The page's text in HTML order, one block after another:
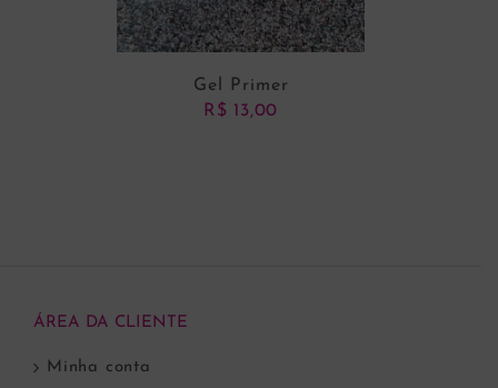
Gel Primer
R$ 13,00
ÁREA DA CLIENTE
Minha conta